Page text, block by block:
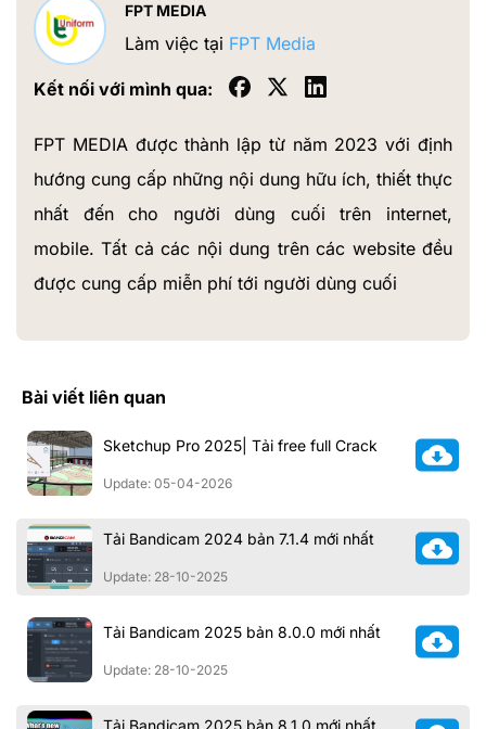
FPT MEDIA
Làm việc tại FPT Media
Kết nối với mình qua:
FPT MEDIA được thành lập từ năm 2023 với định
hướng cung cấp những nội dung hữu ích, thiết thực
nhất đến cho người dùng cuối trên internet,
mobile. Tất cả các nội dung trên các website đều
được cung cấp miễn phí tới người dùng cuối
Bài viết liên quan
Sketchup Pro 2025| Tải free full Crack
Update: 05-04-2026
Tải Bandicam 2024 bản 7.1.4 mới nhất
Update: 28-10-2025
Tải Bandicam 2025 bản 8.0.0 mới nhất
Update: 28-10-2025
Tải Bandicam 2025 bản 8.1.0 mới nhất